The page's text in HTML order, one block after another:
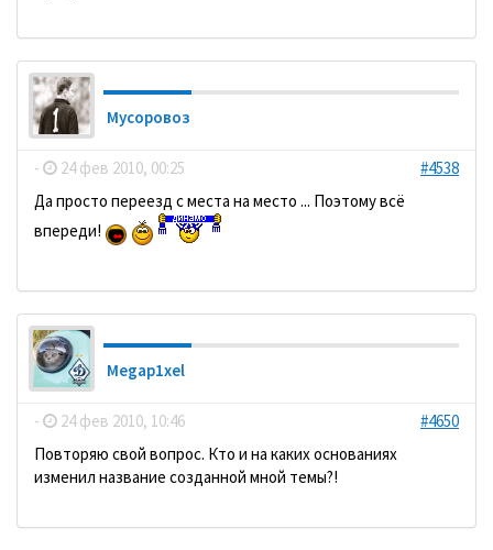
Мусоровоз
- 24 фев 2010, 00:25
#4538
Да просто переезд с места на место ... Поэтому всё
впереди!
Megap1xel
- 24 фев 2010, 10:46
#4650
Повторяю свой вопрос. Кто и на каких основаниях
изменил название созданной мной темы?!